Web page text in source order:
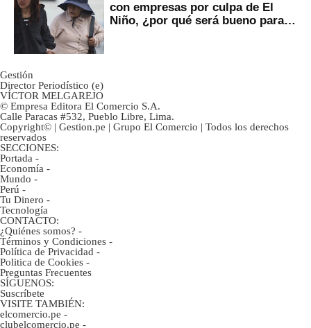
con empresas por culpa de El
Niño, ¿por qué será bueno para
Gestión
Director Periodístico (e)
VÍCTOR MELGAREJO
© Empresa Editora El Comercio S.A.
Calle Paracas #532, Pueblo Libre, Lima.
Copyright© | Gestion.pe | Grupo El Comercio | Todos los derechos
reservados
SECCIONES:
Portada -
Economía -
Mundo -
Perú -
Tu Dinero -
Tecnología
CONTACTO:
¿Quiénes somos? -
Términos y Condiciones -
Política de Privacidad -
Politica de Cookies -
Preguntas Frecuentes
SÍGUENOS:
Suscríbete
VISITE TAMBIÉN:
elcomercio.pe -
clubelcomercio.pe -